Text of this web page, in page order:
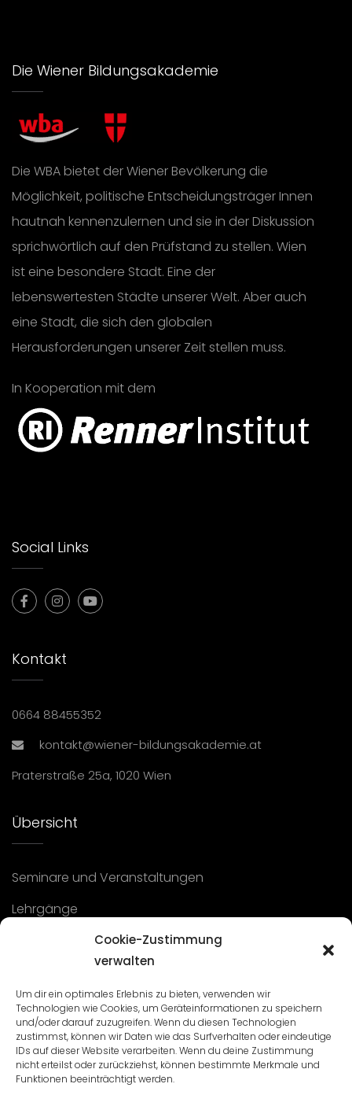
Cookie-Zustimmung
verwalten
Um dir ein optimales Erlebnis zu bieten, verwenden wir
Technologien wie Cookies, um Geräteinformationen zu speichern
und/oder darauf zuzugreifen. Wenn du diesen Technologien
zustimmst, können wir Daten wie das Surfverhalten oder eindeutige
IDs auf dieser Website verarbeiten. Wenn du deine Zustimmung
nicht erteilst oder zurückziehst, können bestimmte Merkmale und
Funktionen beeinträchtigt werden.
Die Wiener Bildungsakademie
Die WBA bietet der Wiener Bevölkerung die
Möglichkeit, politische Entscheidungsträger Innen
hautnah kennenzulernen und sie in der Diskussion
sprichwörtlich auf den Prüfstand zu stellen. Wien
ist eine besondere Stadt. Eine der
lebenswertesten Städte unserer Welt. Aber auch
eine Stadt, die sich den globalen
Herausforderungen unserer Zeit stellen muss.
In Kooperation mit dem
Social Links
Kontakt
0664 88455352
kontakt@wiener-bildungsakademie.at
Praterstraße 25a, 1020 Wien
Übersicht
Seminare und Veranstaltungen
Lehrgänge
WBA: Direktion und Team
Cookie-Richtlinie